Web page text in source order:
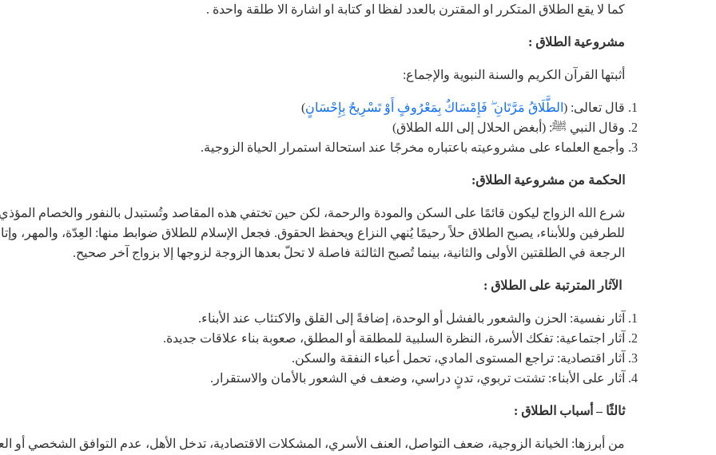
كما لا يقع الطلاق المتكرر او المقترن بالعدد لفظا او كتابة او اشارة الا طلقة واحدة .
مشروعية الطلاق :
أثبتها القرآن الكريم والسنة النبوية والإجماع:
قال تعالى: ( الطَّلَاقُ مَرَّتَانِ ۖ فَإِمْسَاكٌ بِمَعْرُوفٍ أَوْ تَسْرِيحٌ بِإِحْسَانٍ)
وقال النبي ﷺ: (أبغض الحلال إلى الله الطلاق)
وأجمع العلماء على مشروعيته باعتباره مخرجًا عند استحالة استمرار الحياة الزوجية.
الحكمة من مشروعية الطلاق:
شرع الله الزواج ليكون قائمًا على السكن والمودة والرحمة، لكن حين تختفي هذه المقاصد وتُستبدل بالنفور والخصام المؤذي
للطرفين وللأبناء، يصبح الطلاق حلاً رحيمًا يُنهي النزاع ويحفظ الحقوق. فجعل الإسلام للطلاق ضوابط منها: العِدّة، والمهر،
الرجعة في الطلقتين الأولى والثانية، بينما تُصبح الثالثة فاصلة لا تحلّ بعدها الزوجة لزوجها إلا بزواج آخر صحيح.
الآثار المترتبة على الطلاق :
آثار نفسية: الحزن والشعور بالفشل أو الوحدة، إضافةً إلى القلق والاكتئاب عند الأبناء.
آثار اجتماعية: تفكك الأسرة، النظرة السلبية للمطلقة أو المطلق، صعوبة بناء علاقات جديدة.
آثار اقتصادية: تراجع المستوى المادي، تحمل أعباء النفقة والسكن.
آثار على الأبناء: تشتت تربوي، تدنٍ دراسي، وضعف في الشعور بالأمان والاستقرار.
ثالثًا – أسباب الطلاق :
من أبرزها: الخيانة الزوجية، ضعف التواصل، العنف الأسري، المشكلات الاقتصادية، تدخل الأهل، عدم التوافق الشخصي أو